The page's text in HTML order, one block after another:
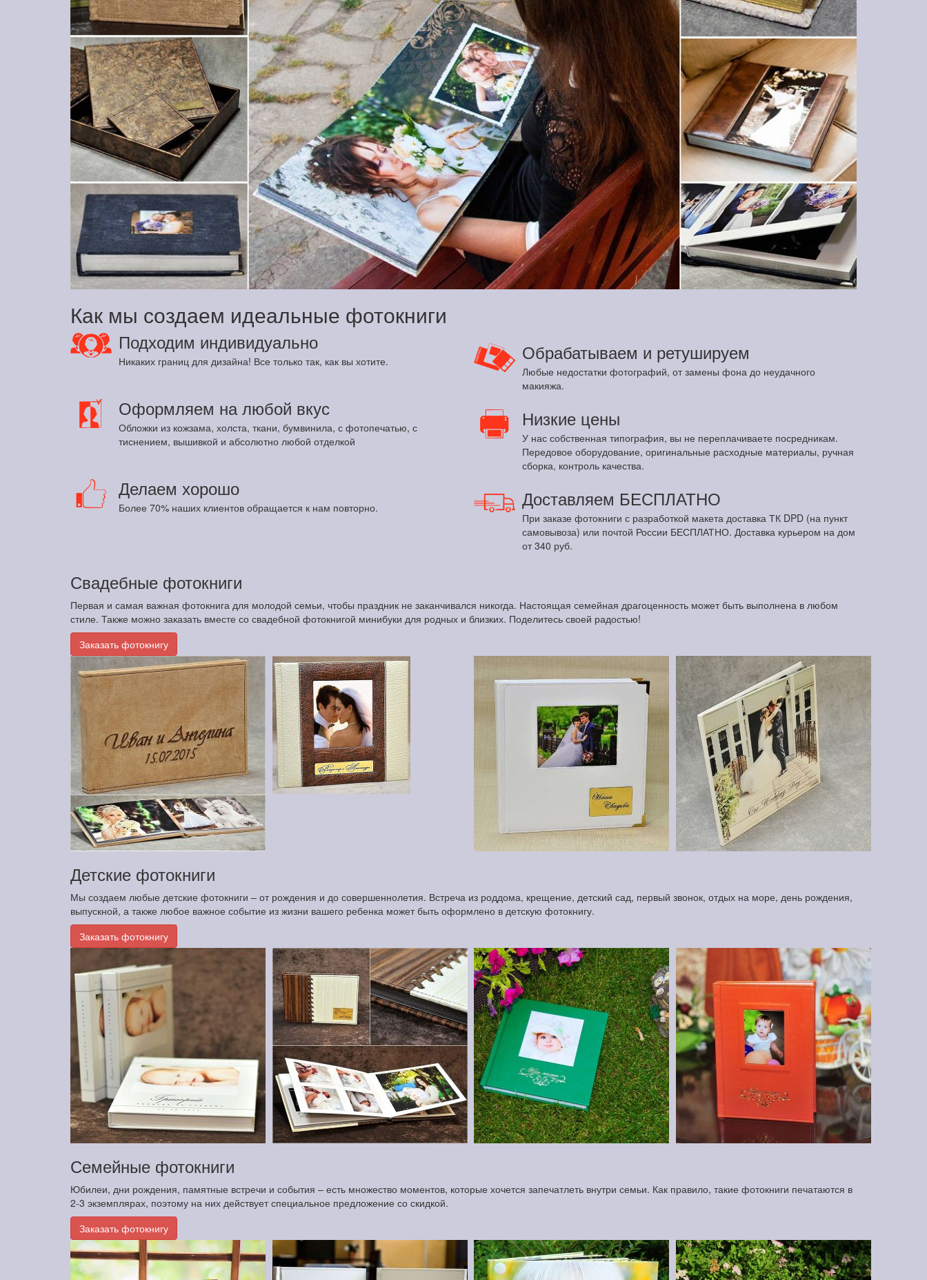
Как мы создаем идеальные фотокниги
Подходим индивидуально
Никаких границ для дизайна! Все только так, как вы хотите. Обрабатываем и ретушируем
Любые недостатки фотографий, от замены фона до неудачного
макияжа.
Оформляем на любой вкус
Обложки из кожзама, холста, ткани, бумвинила, с фотопечатью, с
тиснением, вышивкой и абсолютно любой отделкой
Низкие цены
У нас собственная типография, вы не переплачиваете посредникам.
Передовое оборудование, оригинальные расходные материалы, ручная
сборка, контроль качества.
Делаем хорошо
Более 70% наших клиентов обращается к нам повторно. Доставляем БЕСПЛАТНО
При заказе фотокниги с разработкой макета доставка ТК DPD (на пункт
самовывоза) или почтой России БЕСПЛАТНО. Доставка курьером на дом
от 340 руб.
Свадебные фотокниги
Первая и самая важная фотокнига для молодой семьи, чтобы праздник не заканчивался никогда. Настоящая семейная драгоценность может быть выполнена в любом
стиле. Также можно заказать вместе со свадебной фотокнигой минибуки для родных и близких. Поделитесь своей радостью!
Заказать фотокнигу
Детские фотокниги
Мы создаем любые детские фотокниги – от рождения и до совершеннолетия. Встреча из роддома, крещение, детский сад, первый звонок, отдых на море, день рождения,
выпускной, а также любое важное событие из жизни вашего ребенка может быть оформлено в детскую фотокнигу.
Заказать фотокнигу
Семейные фотокниги
Юбилеи, дни рождения, памятные встречи и события – есть множество моментов, которые хочется запечатлеть внутри семьи. Как правило, такие фотокниги печатаются в
2-3 экземплярах, поэтому на них действует специальное предложение со скидкой.
Заказать фотокнигу